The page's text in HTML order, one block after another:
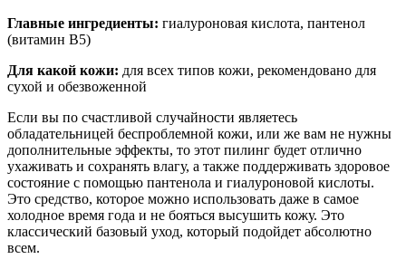
Главные ингредиенты: гиалуроновая кислота, пантенол
(витамин В5)
Для какой кожи: для всех типов кожи, рекомендовано для
сухой и обезвоженной
Если вы по счастливой случайности являетесь
обладательницей беспроблемной кожи, или же вам не нужны
дополнительные эффекты, то этот пилинг будет отлично
ухаживать и сохранять влагу, а также поддерживать здоровое
состояние с помощью пантенола и гиалуроновой кислоты.
Это средство, которое можно использовать даже в самое
холодное время года и не бояться высушить кожу. Это
классический базовый уход, который подойдет абсолютно
всем.